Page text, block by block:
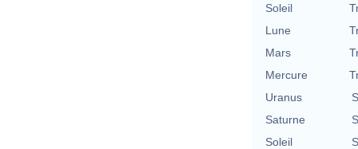
Soleil
Lune
Mars
Mercure
Uranus
Saturne
Soleil